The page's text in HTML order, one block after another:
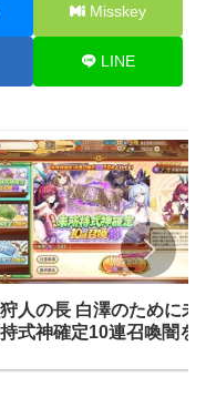
Misskey
LINE
人の長 白澤のために未
式神確定10連召喚闇を